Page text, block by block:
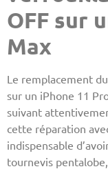
OFF sur
Max
Le remplacement
sur un iPhone 11
suivant
cette réparation
indispensable
tournevis